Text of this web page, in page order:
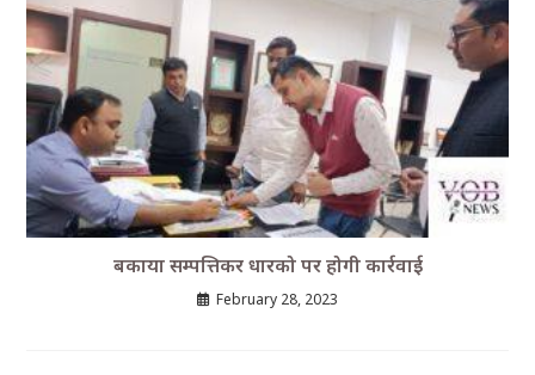
बकाया सम्पत्तिकर धारको पर होगी कार्रवाई
February 28, 2023